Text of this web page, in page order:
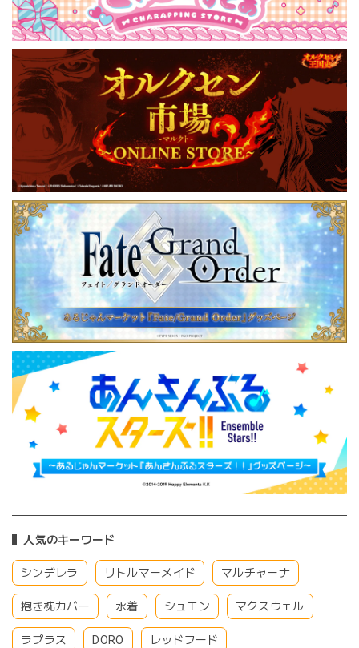
人気のキーワード
シンデレラ リトルマーメイド マルチャーナ
抱き枕カバー 水着 シュエン マクスウェル
ラプラス DORO レッドフード